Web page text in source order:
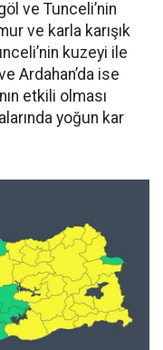
ve Tunceli’nin
ve karla karışık
kuzeyi ile
Ardahan’da ise
etkili olması
yoğun kar